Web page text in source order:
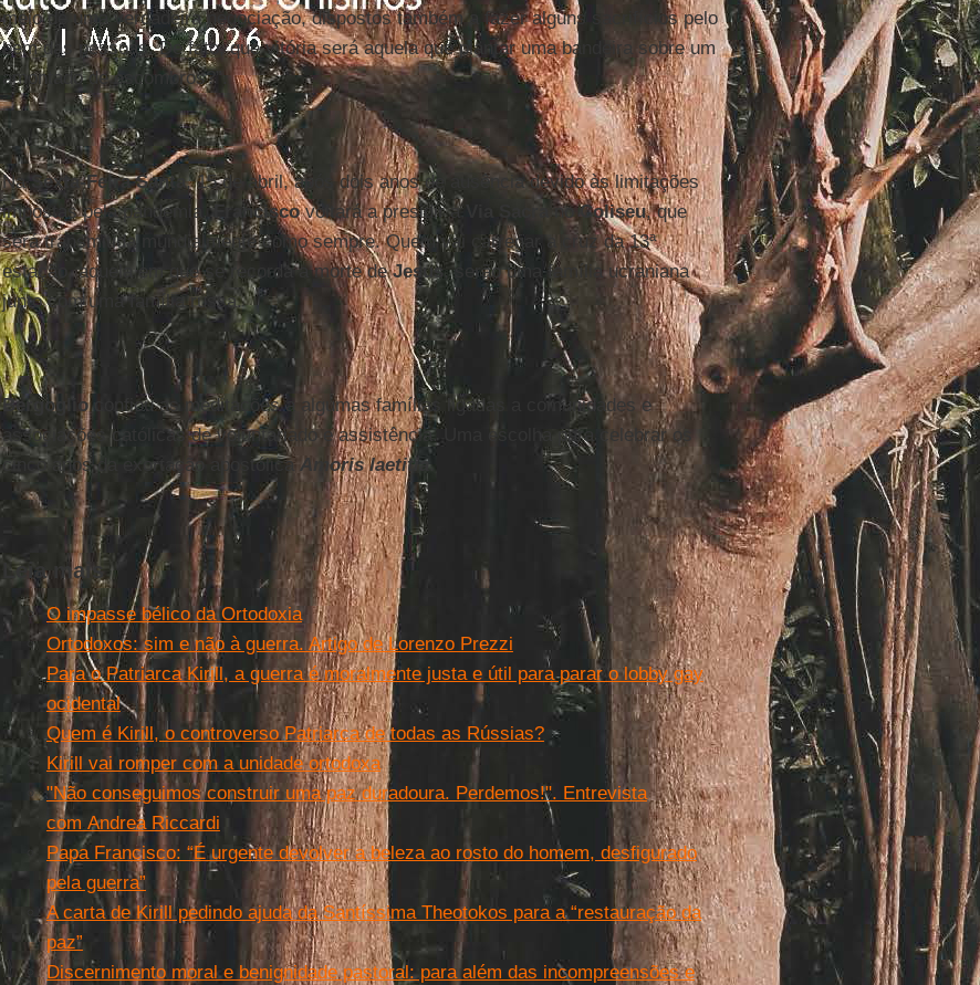
meio de uma verdadeira negociação, dispostos também a fazer alguns sacrifícios pelo
bem das pessoas. De fato, que vitória será aquela que plantar uma bandeira sobre um
amontado de escombros?”.
Na Sexta-Feira Santa , 15 de abril, após dois anos de ausência devido às limitações
impostas pela pandemia,Franciscovoltará a presidir a noColiseu, que
será transmitida mundialmente como sempre. Quem vai carregar a cruz da 13ª
estação, aquela em que se recorda a morte deJesus, serão uma família ucraniana
junto com uma família russa.
Bergoglioconfiou as meditações a algumas famílias ligadas a comunidades e
associações católicas de voluntariado e assistência. Uma escolha para celebrar os
cinco anos da exortação apostólica Amoris laetitia.
Leia mais
O impasse bélico da Ortodoxia
Ortodoxos: sim e não à guerra. Artigo de Lorenzo Prezzi
Para o Patriarca Kirill, a guerra é moralmente justa e útil para parar o lobby gay
ocidental
Quem é Kirill, o controverso Patriarca de todas as Rússias?
Kirill vai romper com a unidade ortodoxa
"Não conseguimos construir uma paz duradoura. Perdemos!". Entrevista
com Andrea Riccardi
Papa Francisco: “É urgente devolver a beleza ao rosto do homem, desfigurado
pela guerra”
A carta de Kirill pedindo ajuda da Santíssima Theotokos para a “restauração da
paz”
Discernimento moral e benignidade pastoral: para além das incompreensões e